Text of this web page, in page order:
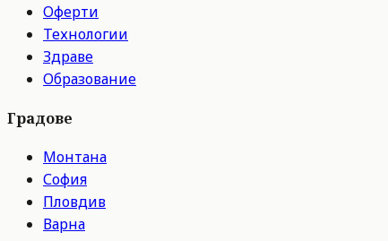
Оферти
Технологии
Здраве
Образование
Градове
Монтана
София
Пловдив
Варна